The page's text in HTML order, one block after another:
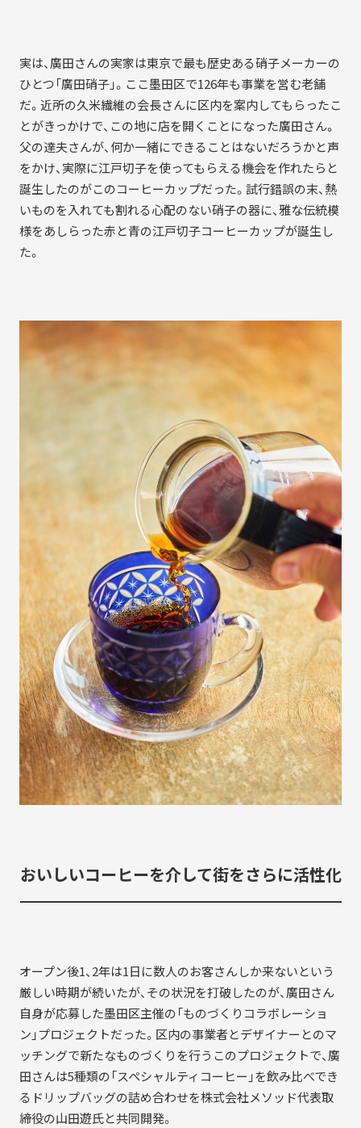
実は、廣田さんの実家は東京で最も歴史ある硝子メーカーの
ひとつ「廣田硝子」。ここ墨田区で126年も事業を営む老舗
だ。近所の久米繊維の会長さんに区内を案内してもらったこ
とがきっかけで、この地に店を開くことになった廣田さん。
父の達夫さんが、何か一緒にできることはないだろうかと声
をかけ、実際に江戸切子を使ってもらえる機会を作れたらと
誕生したのがこのコーヒーカップだった。試行錯誤の末、熱
いものを入れても割れる心配のない硝子の器に、雅な伝統模
様をあしらった赤と青の江戸切子コーヒーカップが誕生し
た。
おいしいコーヒーを介して街をさらに活性化
オープン後1、2年は1日に数人のお客さんしか来ないという
厳しい時期が続いたが、その状況を打破したのが、廣田さん
自身が応募した墨田区主催の「ものづくりコラボレーショ
ン」プロジェクトだった。区内の事業者とデザイナーとのマ
ッチングで新たなものづくりを行うこのプロジェクトで、廣
田さんは5種類の「スペシャルティコーヒー」を飲み比べでき
るドリップバッグの詰め合わせを株式会社メソッド代表取
締役の山田遊氏と共同開発。